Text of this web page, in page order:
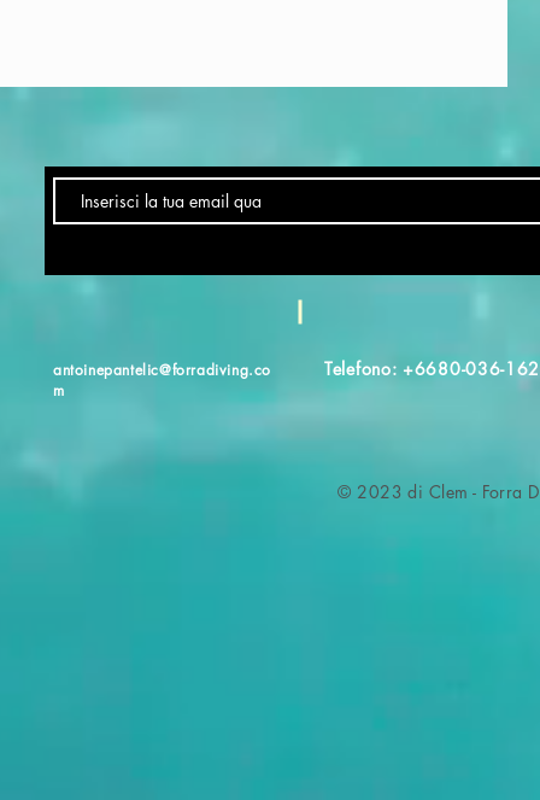
antoinepantelic@forradiving.co
m
Telefono: +6680-036-
© 2023 di Clem - Forra